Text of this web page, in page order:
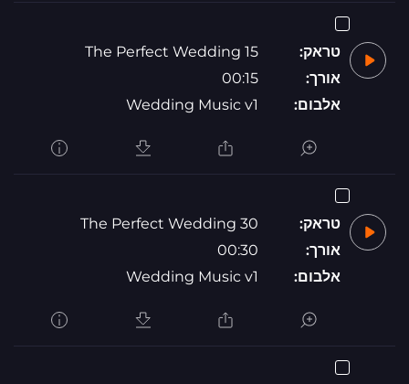
טראק:
The Perfect Wedding 15
אורך:
00:15
אלבום:
Wedding Music v1
טראק:
The Perfect Wedding 30
אורך:
00:30
אלבום:
Wedding Music v1